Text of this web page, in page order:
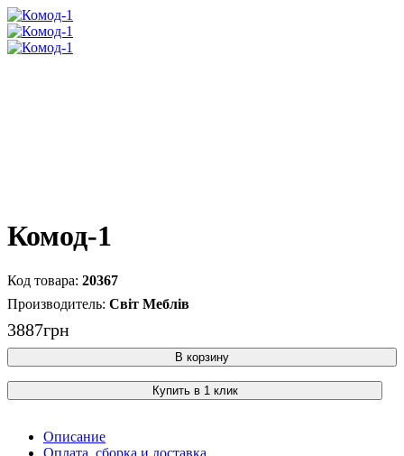
Комод-1
20367
Світ Меблів
3887грн
В корзину
Купить в 1 клик
Описание
Оплата, сборка и доставка